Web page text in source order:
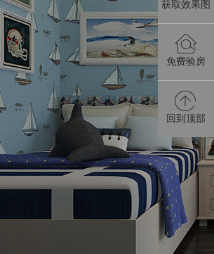
获取效果图
免费验房
回到顶部